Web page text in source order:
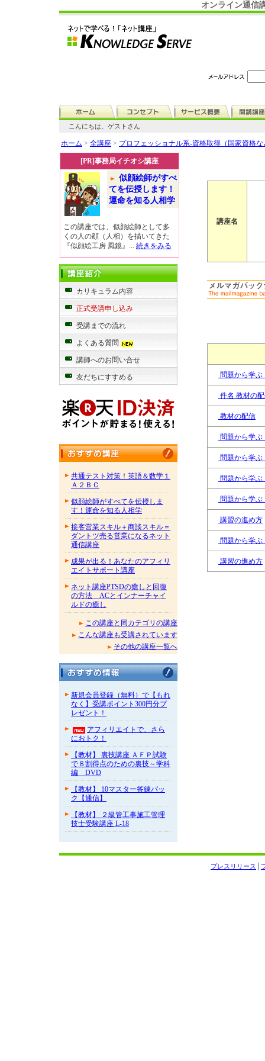
オンライン通信
こんにちは、ゲストさん
ホーム > 全講座 > プロフェッショナル系-資格取得（国家資格
[PR]事務局イチオシ講座
似顔絵師がすべ
てを伝授します！
運命を知る人相学
この講座では、似顔絵師として多
くの人の顔（人相）を描いてきた
『似顔絵工房 風鏡』... 続きをみる
カリキュラム内容
正式受講申し込み
受講までの流れ
よくある質問
講師へのお問い合せ
友だちにすすめる
共通テスト対策！英語＆数学１
Ａ２ＢＣ
似顔絵師がすべてを伝授しま
す！運命を知る人相学
接客営業スキル＋商談スキル＝
ダントツ売る営業になるネット
通信講座
成果が出る！あなたのアフィリ
エイトサポート講座
ネット講座PTSDの癒しと回復
の方法 ACとインナーチャイ
ルドの癒し
この講座と同カテゴリの講座
こんな講座も受講されています
その他の講座一覧へ
新規会員登録（無料）で【もれ
なく】受講ポイント300円分プ
レゼント！
アフィリエイトで、さら
におトク！
【教材】 裏技講座 ＡＦＰ試験
で８割得点のための裏技～学科
編 DVD
【教材】 10マスター答練パッ
ク【通信】
【教材】 ２級管工事施工管理
技士受験講座 L-18
講座名
問題から学
件名 教材の
教材の配信
問題から学
問題から学
問題から学
問題から学
講習の進め方
問題から学
講習の進め方
プレスリリース